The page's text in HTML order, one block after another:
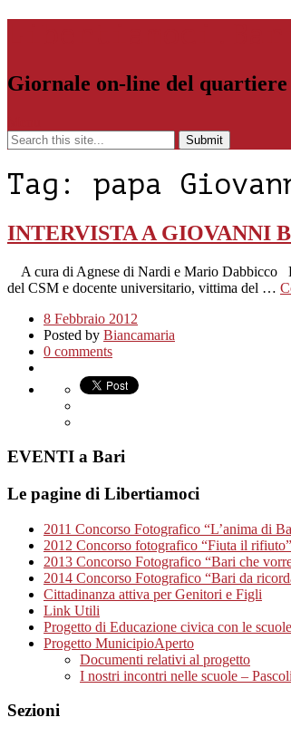
Giornale on-line del
Tag: papa
INTERVISTA A GIOVANNI
A cura di Agnese di Nardi e Mario Dabbicco
del CSM e docente universitario, vittima del …
8 Febbraio 2012
Posted by Biancamaria
0 comments
EVENTI a Bari
Le pagine di Libertiamoci
2011 Concorso Fotografico “L’anima di
2012 Concorso fotografico “Fiuta il rifiuto”
2013 Concorso Fotografico “Bari che
2014 Concorso Fotografico “Bari da
Cittadinanza attiva per Genitori e Figli
Link Utili
Progetto di Educazione civica con le
Progetto MunicipioAperto
Documenti relativi al progetto
I nostri incontri nelle scuole – Pascoli
Sezioni